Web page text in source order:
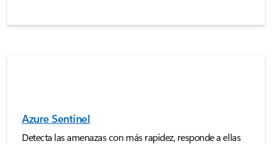
Azure Sentinel
Detecta las amenazas con más rapidez, responde a ellas